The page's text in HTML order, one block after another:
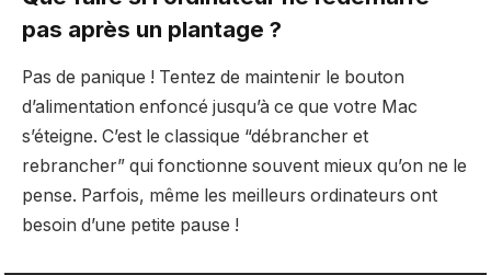
pas après un plantage ?
Pas de panique ! Tentez de maintenir le bouton
d’alimentation enfoncé jusqu’à ce que votre Mac
s’éteigne. C’est le classique “débrancher et
rebrancher” qui fonctionne souvent mieux qu’on ne le
pense. Parfois, même les meilleurs ordinateurs ont
besoin d’une petite pause !